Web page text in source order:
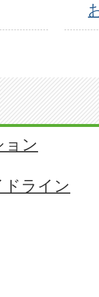
ョン
ライン